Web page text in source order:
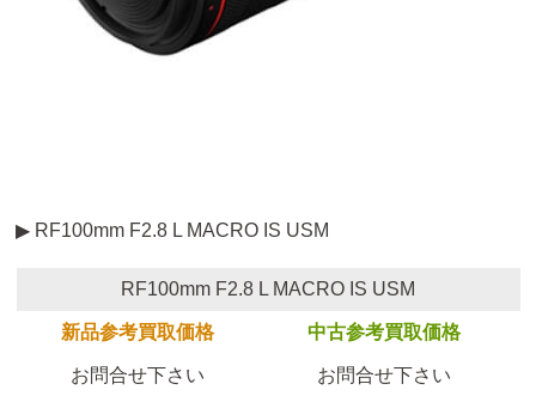
▶ RF100mm F2.8 L MACRO IS USM
RF100mm F2.8 L MACRO IS USM
新品参考買取価格 中古参考買取価格
お問合せ下さい お問合せ下さい